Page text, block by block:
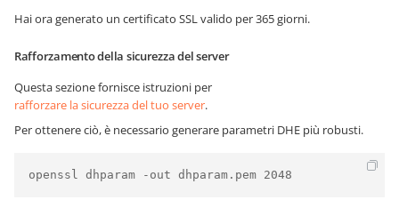
Hai ora generato un certificato SSL valido per 365 giorni.
Rafforzamento della sicurezza del server
Questa sezione fornisce istruzioni per
rafforzare la sicurezza del tuo server.
Per ottenere ciò, è necessario generare parametri DHE più robusti.
openssl dhparam -out dhparam.pem 2048